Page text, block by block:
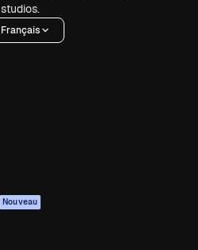
studios.
Français
Nouveau